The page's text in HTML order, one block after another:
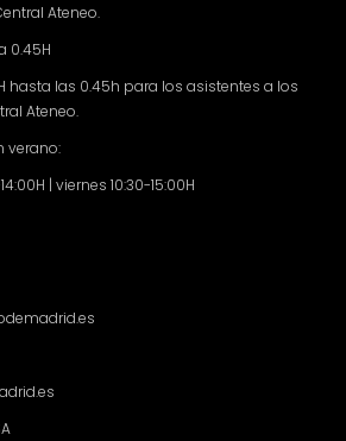
Ateneo.
0.45H
hasta las 0.45h para los asistentes a los
Ateneo.
verano:
| viernes 10:30-15:00H